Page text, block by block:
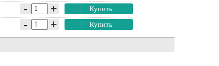
- + Купить
- + Купить